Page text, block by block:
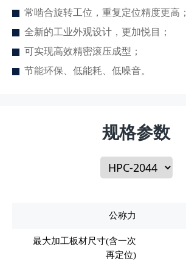
常啮合旋转工位，重复定位精度更高；
全新的工业外观设计，更加悦目；
可实现高效精密滚压成型；
节能环保、低能耗、低噪音。
规格参数
公称力
最大加工板材尺寸(含一次
再定位)